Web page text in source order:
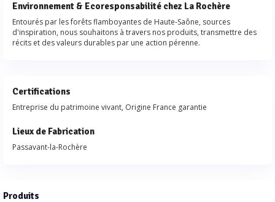
Environnement & Ecoresponsabilité chez La Rochère
Entourés par les forêts flamboyantes de Haute-Saône, sources
d'inspiration, nous souhaitons à travers nos produits, transmettre des
récits et des valeurs durables par une action pérenne.
Certifications
Entreprise du patrimoine vivant, Origine France garantie
Lieux de Fabrication
Passavant-la-Rochère
Produits